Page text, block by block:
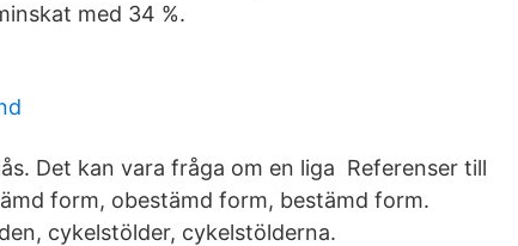
med 34 %.
Det kan vara fråga om en liga Referenser till
form, obestämd form, bestämd form.
cykelstölder, cykelstölderna.